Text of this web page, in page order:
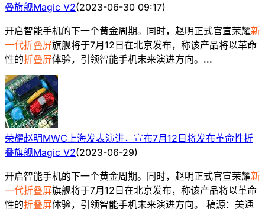
叠旗舰Magic V2(2023-06-30 09:17)
开启智能手机的下一个黄金周期。同时，赵明正式官宣荣耀新
一代折叠屏旗舰将于7月12日在北京发布，称该产品将以革命
性的折叠屏体验，引领智能手机未来演进方向。...
荣耀赵明MWC上海发表演讲，宣布7月12日将发布革命性折
叠旗舰Magic V2(2023-06-29)
开启智能手机的下一个黄金周期。同时，赵明正式官宣荣耀新
一代折叠屏旗舰将于7月12日在北京发布，称该产品将以革命
性的折叠屏体验，引领智能手机未来演进方向。 稿源：美通